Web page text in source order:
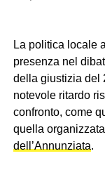
La politica locale
presenza nel
della giustizia del
notevole ritardo
confronto, come
quella
dell’Annunziata.